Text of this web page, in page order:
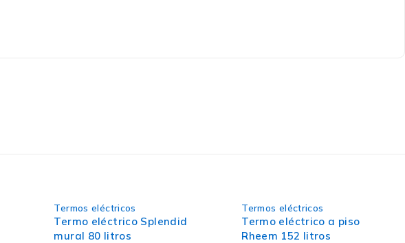
Termos eléctricos
Termo eléctrico Splendid
mural 80 litros
Termos eléctricos
Termo eléctrico a piso
Rheem 152 litros